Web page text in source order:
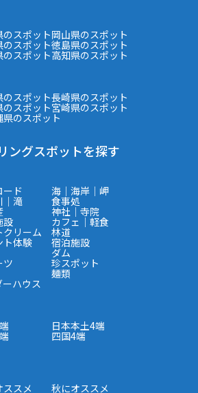
のスポット岡山県のスポット
のスポット徳島県のスポット
のスポット高知県のスポット
のスポット長崎県のスポット
のスポット宮崎県のスポット
県のスポット
ングスポットを探す
ード 海｜海岸｜岬
｜滝 食事処
神社｜寺院
設 カフェ｜軽食
クリーム 林道
ト体験 宿泊施設
ダム
ツ 珍スポット
麺類
ーハウス
日本本土4端
四国4端
ススメ 秋にオススメ